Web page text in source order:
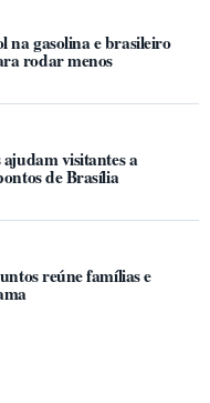
na gasolina e brasileiro
rodar menos
visitantes a
de Brasília
reúne famílias e